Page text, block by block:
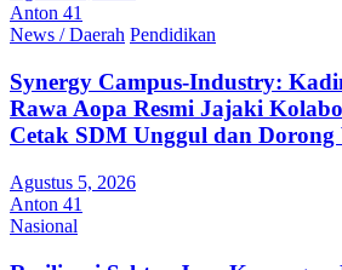
Anton 41
News / Daerah Pendidikan
Synergy Campus-Industry:
Rawa Aopa Resmi Jajaki
Cetak SDM Unggul dan
Agustus 5, 2026
Anton 41
Nasional